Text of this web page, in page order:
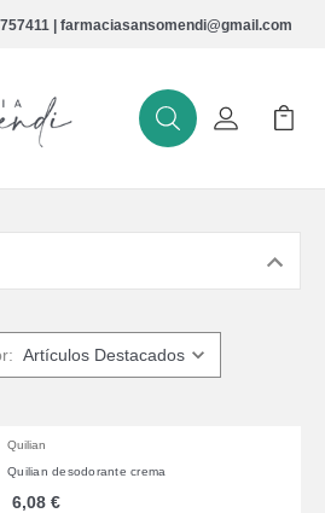
| farmaciasansomendi@gmail.com
BuscarMi Cuenta
Mi
Quilian
Quilian desodorante crema
6,08 €